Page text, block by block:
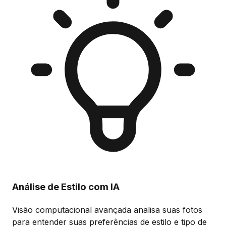
Análise de Estilo com IA
Visão computacional avançada analisa suas fotos
para entender suas preferências de estilo e tipo de